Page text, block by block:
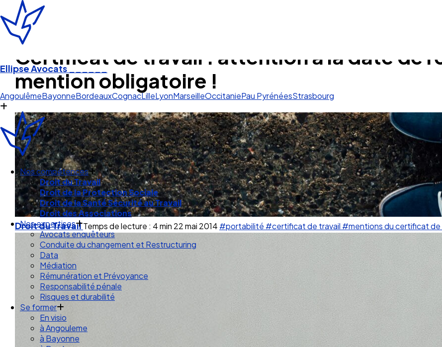
Ellipse Avocats______
Lyon
Angoulême
Nos compétences
Droit du Travail
Droit de la Protection Sociale
Droit de la Santé Sécurité au Travail
Droit des Associations
Nos expertises
Avocats enquêteurs
Conduite du changement et Restructuring
Data
Médiation
Rémunération et Prévoyance
Responsabilité pénale
Risques et durabilité
Se former
En visio
à Angouleme
Certificat de travail : attention à la date de
mention obligatoire !
Droit du TravailTemps de lecture : 4 min 22 mai 2014 #portabilité #certificat de travail #mentions du certificat de